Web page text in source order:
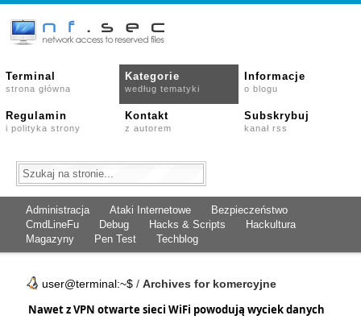
Terminal
strona główna
Kategorie
według tematyki
Informacje
o blogu
Regulamin
i polityka strony
Kontakt
z autorem
Subskrybuj
kanał rss
Administracja Ataki Internetowe
Bezpieczeństwo
CmdLineFu
Debug Hacks & Scripts
Hackultura
Magazyny
Pen Test Techblog
user@terminal:~$ / Archives for komercyjne
Nawet z VPN otwarte sieci WiFi powodują wyciek danych